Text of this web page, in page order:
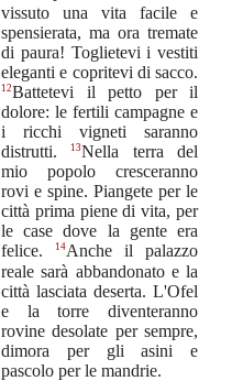
vissuto una vita facile e
spensierata, ma ora tremate
di paura! Toglietevi i vestiti
eleganti e copritevi di sacco.
12Battetevi il petto per il
dolore: le fertili campagne e
i ricchi vigneti saranno
distrutti.
13Nella terra del
mio popolo cresceranno
rovi e spine. Piangete per le
città prima piene di vita, per
le case dove la gente era
felice.
14Anche il palazzo
reale sarà abbandonato e la
città lasciata deserta. L'Ofel
e la torre diventeranno
rovine desolate per sempre,
dimora per gli asini e
pascolo per le mandrie.